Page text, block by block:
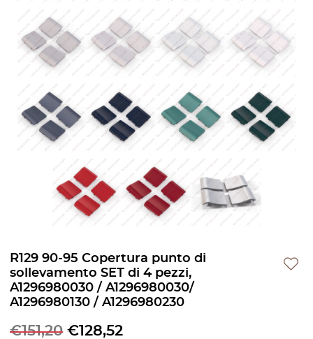
R129 90-95 Copertura punto di
sollevamento SET di 4 pezzi,
A1296980030 / A1296980030/
A1296980130 / A1296980230
€151,20 €128,52